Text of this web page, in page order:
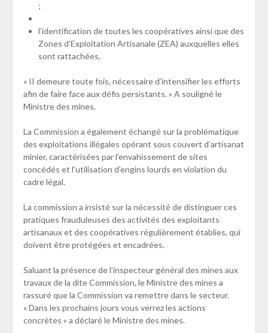
;
l’identification de toutes les coopératives ainsi que des
Zones d’Exploitation Artisanale (ZEA) auxquelles elles
sont rattachées.
« II demeure toute fois, nécessaire d’intensifier les efforts
afin de faire face aux défis persistants. » A souligné le
Ministre des mines.
La Commission a également échangé sur la problématique
des exploitations illégales opérant sous couvert d’artisanat
minier, caractérisées par l’envahissement de sites
concédés et l’utilisation d’engins lourds en violation du
cadre légal.
La commission a insisté sur la nécessité de distinguer ces
pratiques frauduleuses des activités des exploitants
artisanaux et des coopératives régulièrement établies, qui
doivent être protégées et encadrées.
Saluant la présence de l’inspecteur général des mines aux
travaux de la dite Commission, le Ministre des mines a
rassuré que la Commission va remettre dans le secteur.
« Dans les prochains jours vous verrez les actions
concrètes » a déclaré le Ministre des mines.